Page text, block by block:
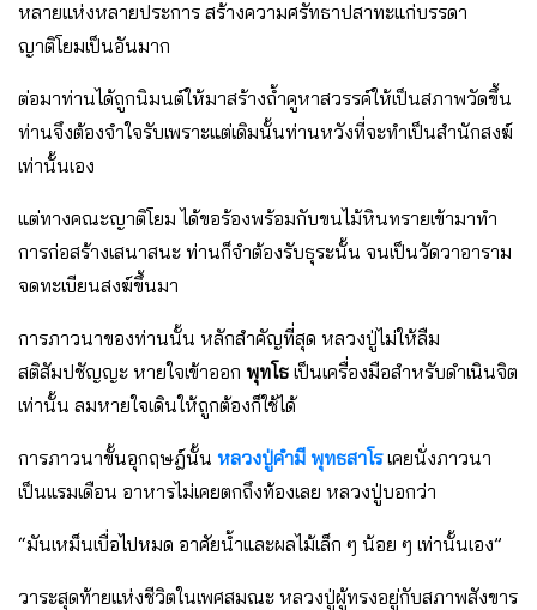
หลายแห่งหลายประการ สร้างความศรัทธาปสาทะแก่บรรดา
ญาติโยมเป็นอันมาก
ต่อมาท่านได้ถูกนิมนต์ให้มาสร้างถ้ําคูหาสวรรค์ให้เป็นสภาพวัดขึ้น
ท่านจึงต้องจําใจรับเพราะแต่เดิมนั้นท่านหวังที่จะทําเป็นสํานักสงฆ์
เท่านั้นเอง
แต่ทางคณะญาติโยม ได้ขอร้องพร้อมกับขนไม้หินทรายเข้ามาทํา
การก่อสร้างเสนาสนะ ท่านก็จําต้องรับธุระนั้น จนเป็นวัดวาอาราม
จดทะเบียนสงฆ์ขึ้นมา
การภาวนาของท่านนั้น หลักสําคัญที่สุด หลวงปู่ไม่ให้ลืม
สติสัมปชัญญะ หายใจเข้าออก พุทโธ เป็นเครื่องมือสําหรับดําเนินจิต
เท่านั้น ลมหายใจเดินให้ถูกต้องก็ใช้ได้
การภาวนาขั้นอุกฤษฎ์นั้น หลวงปู่คํามี พุทธสาโร เคยนั่งภาวนา
เป็นแรมเดือน อาหารไม่เคยตกถึงท้องเลย หลวงปู่บอกว่า
“มันเหม็นเบื่อไปหมด อาศัยน้ําและผลไม้เล็ก ๆ น้อย ๆ เท่านั้นเอง”
วาระสุดท้ายแห่งชีวิตในเพศสมณะ หลวงปู่ผู้ทรงอยู่กับสภาพสังขาร